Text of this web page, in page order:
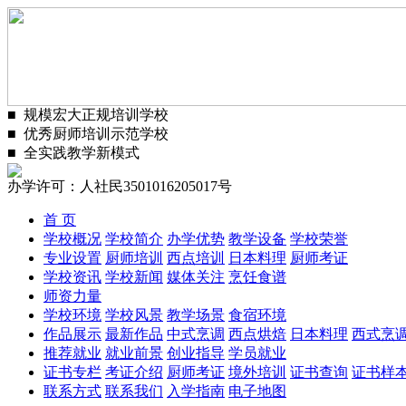
■ 规模宏大正规培训学校
■ 优秀厨师培训示范学校
■ 全实践教学新模式
办学许可：人社民3501016205017号
首 页
学校概况 学校简介 办学优势 教学设备 学校荣誉
专业设置 厨师培训 西点培训 日本料理 厨师考证
学校资讯 学校新闻 媒体关注 烹饪食谱
师资力量
学校环境 学校风景 教学场景 食宿环境
作品展示 最新作品 中式烹调 西点烘焙 日本料理 西式烹
推荐就业 就业前景 创业指导 学员就业
证书专栏 考证介绍 厨师考证 境外培训 证书查询 证书样
联系方式 联系我们 入学指南 电子地图